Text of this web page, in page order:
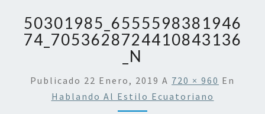
50301985_6555598381946
74_7053628724410843136
_N
Publicado 22 Enero, 2019 A 720 × 960 En
Hablando Al Estilo Ecuatoriano